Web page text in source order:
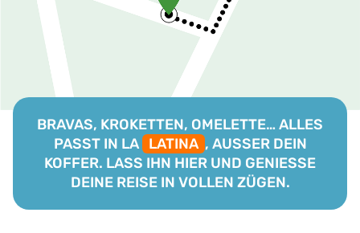
BRAVAS, KROKETTEN, OMELETTE… ALLES
PASST IN LA LATINA , AUSSER DEIN
KOFFER. LASS IHN HIER UND GENIESSE
DEINE REISE IN VOLLEN ZÜGEN.